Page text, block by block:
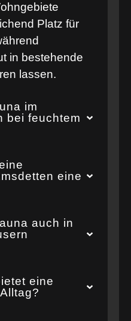
Platz für
in bestehende
lassen.
im
bei feuchtem
eine
auch in
eine